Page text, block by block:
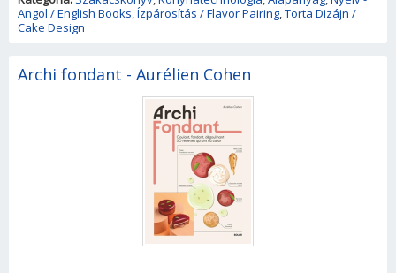
Angol / English Books,Ízpárosítás / Flavor Pairing,Torta Dizájn /
Cake Design
Archi fondant - Aurélien Cohen